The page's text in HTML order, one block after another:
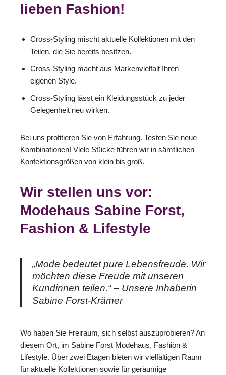
lieben Fashion!
Cross-Styling mischt aktuelle Kollektionen mit den
Teilen, die Sie bereits besitzen.
Cross-Styling macht aus Markenvielfalt Ihren
eigenen Style.
Cross-Styling lässt ein Kleidungsstück zu jeder
Gelegenheit neu wirken.
Bei uns profitieren Sie von Erfahrung. Testen Sie neue
Kombinationen! Viele Stücke führen wir in sämtlichen
Konfektionsgrößen von klein bis groß.
Wir stellen uns vor:
Modehaus Sabine Forst,
Fashion & Lifestyle
„Mode bedeutet pure Lebensfreude. Wir
möchten diese Freude mit unseren
Kundinnen teilen.“ – Unsere Inhaberin
Sabine Forst-Krämer
Wo haben Sie Freiraum, sich selbst auszuprobieren? An
diesem Ort, im Sabine Forst Modehaus, Fashion &
Lifestyle. Über zwei Etagen bieten wir vielfältigen Raum
für aktuelle Kollektionen sowie für geräumige